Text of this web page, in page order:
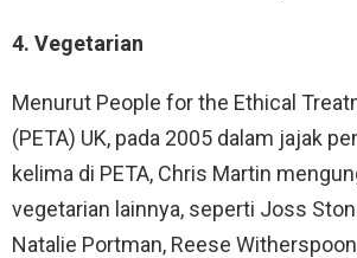
4. Vegetarian
Menurut People for the Ethical
(PETA) UK, pada 2005 dalam jajak
kelima di PETA, Chris Martin
vegetarian lainnya, seperti Joss
Natalie Portman, Reese